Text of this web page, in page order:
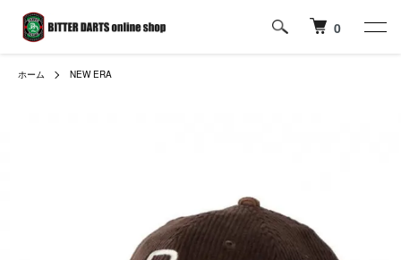
0
ホーム NEW ERA